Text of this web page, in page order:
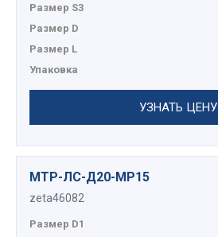
Размер S3
Размер D
Размер L
Упаковка
УЗНАТЬ ЦЕНУ
МТР-ЛС-Д20-МР15
zeta46082
Размер D1